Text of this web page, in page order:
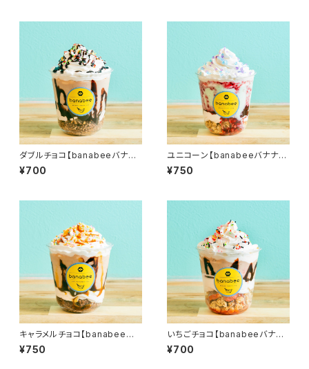
ダブルチョコ【banabeeバナナ
ジュースパフェ】
¥700
ユニコーン【banabeeバナナジ
ュースパフェ】
¥750
キャラメルチョコ【banabeeバ
ナナジュースパフェ】
¥750
いちごチョコ【banabeeバナナ
ジュースパフェ】
¥700